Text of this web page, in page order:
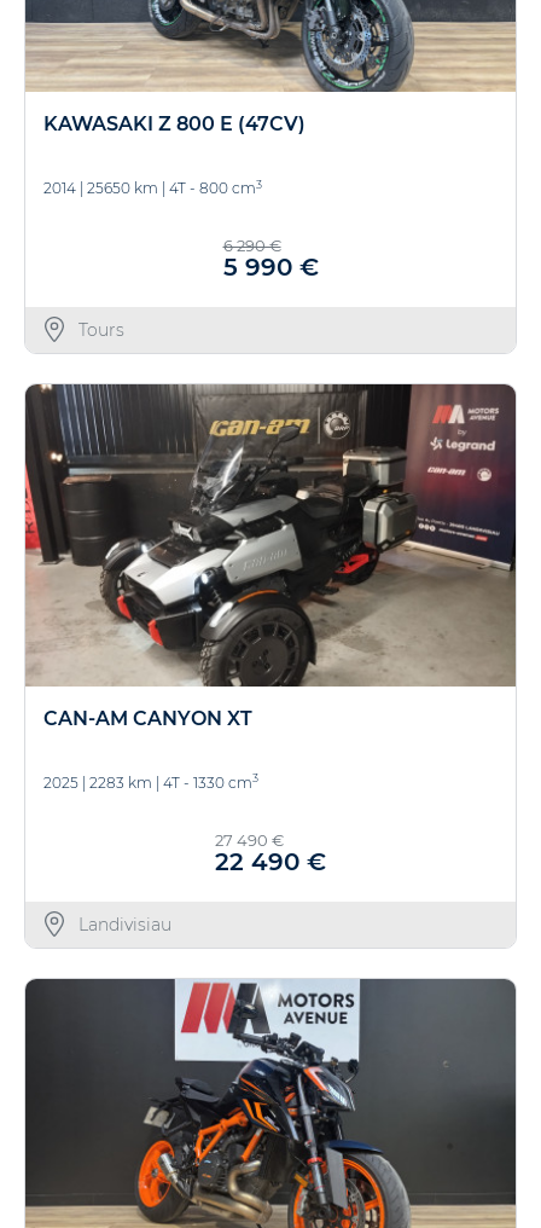
KAWASAKI Z 800 E (47CV)
2014 25650 km 4T - 800 cm3
6 290 €
5 990 €
Tours
CAN-AM CANYON XT
2025 2283 km 4T - 1330 cm3
27 490 €
22 490 €
Landivisiau